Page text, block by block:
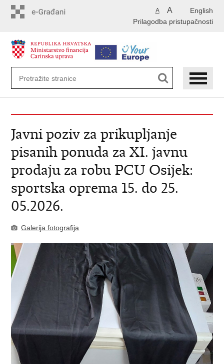
English
A A
Prilagodba pristupačnosti
Javni poziv za prikupljanje
pisanih ponuda za XI. javnu
prodaju za robu PCU Osijek:
sportska oprema 15. do 25.
05.2026.
Galerija fotografija